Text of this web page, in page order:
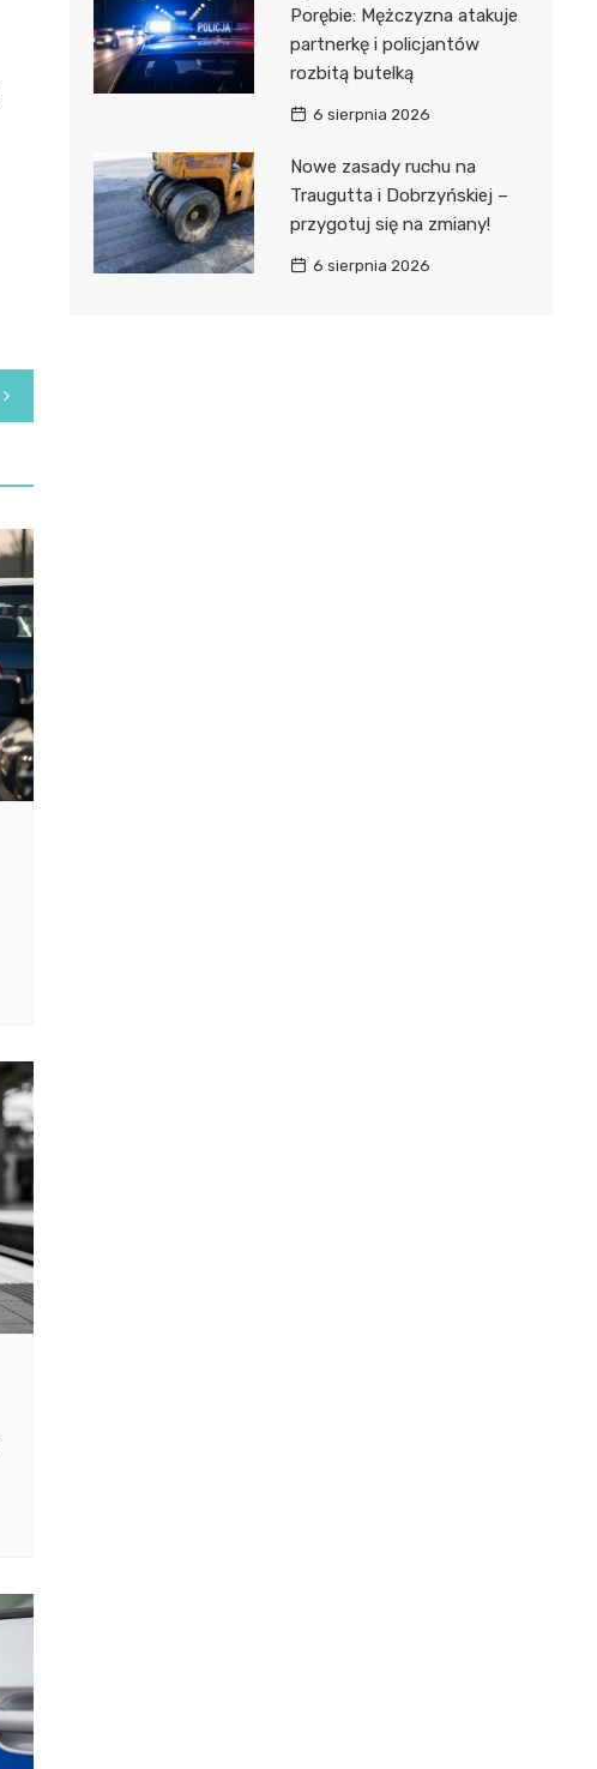
Porębie: Mężczyzna atakuje
partnerkę i policjantów
rozbitą butelką
6 sierpnia 2026
Nowe zasady ruchu na
Traugutta i Dobrzyńskiej –
przygotuj się na zmiany!
6 sierpnia 2026